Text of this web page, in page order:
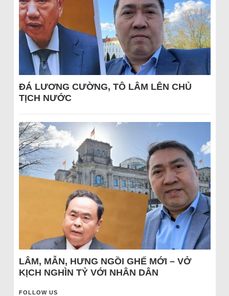
ĐÁ LƯƠNG CƯỜNG, TÔ LÂM LÊN CHỦ
TỊCH NƯỚC
LÂM, MẪN, HƯNG NGỒI GHẾ MỚI – VỞ
KỊCH NGHÌN TỶ VỚI NHÂN DÂN
FOLLOW US